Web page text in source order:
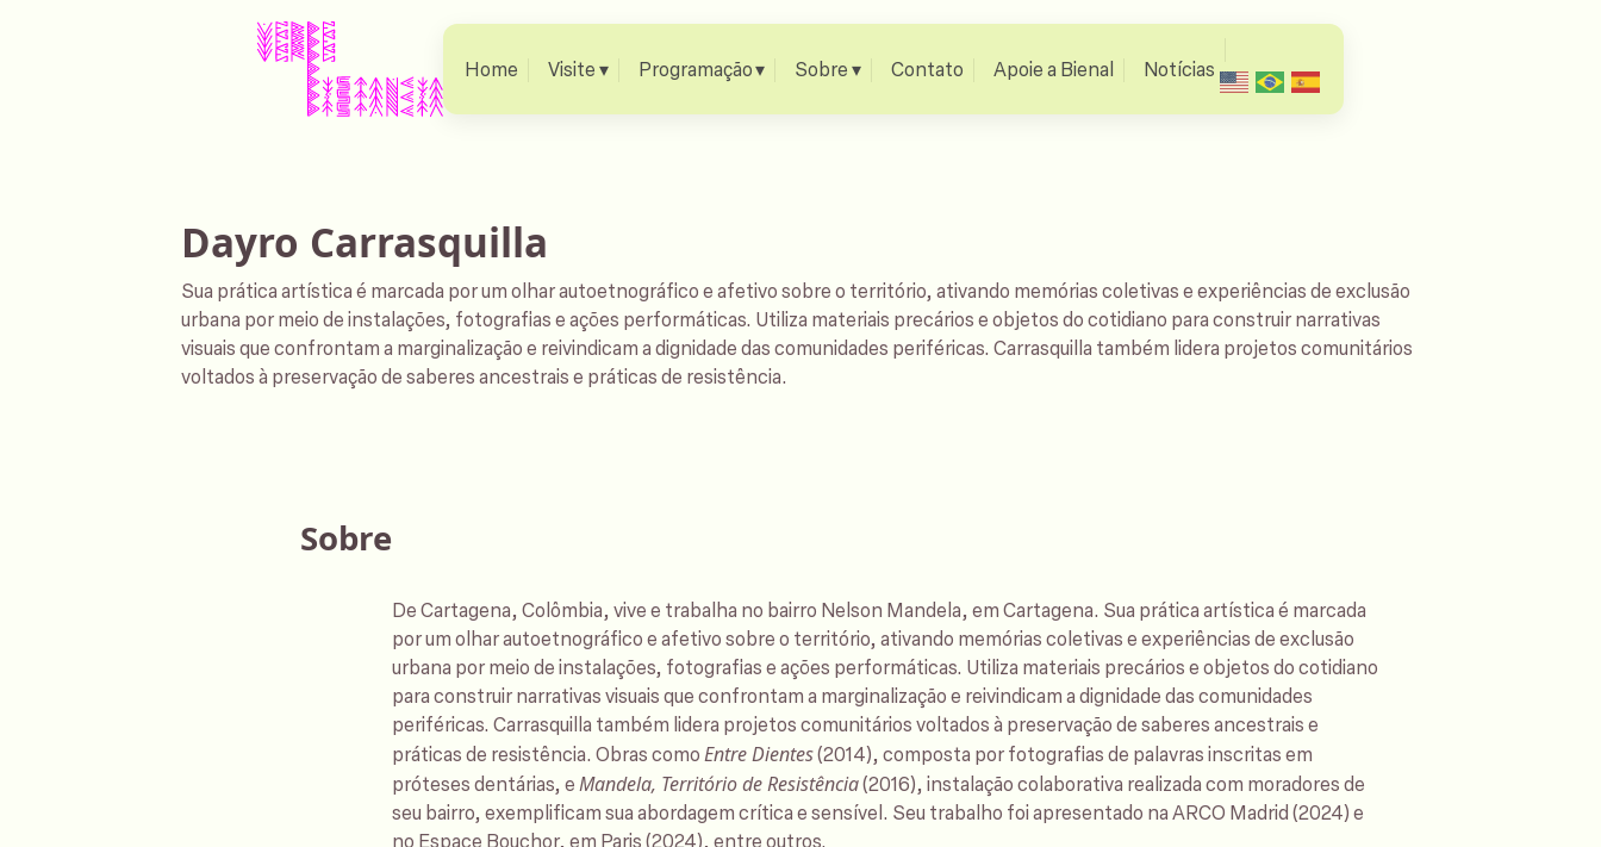
Home Visite Programação Sobre Contato Apoie a Bienal Notícias
Dayro Carrasquilla
Sua prática artística é marcada por um olhar autoetnográfico e afetivo sobre o território, ativando memórias coletivas e experiências de exclusão
urbana por meio de instalações, fotografias e ações performáticas. Utiliza materiais precários e objetos do cotidiano para construir narrativas
visuais que confrontam a marginalização e reivindicam a dignidade das comunidades periféricas. Carrasquilla também lidera projetos comunitários
voltados à preservação de saberes ancestrais e práticas de resistência.
Sobre
De Cartagena, Colômbia, vive e trabalha no bairro Nelson Mandela, em Cartagena. Sua prática artística é marcada
por um olhar autoetnográfico e afetivo sobre o território, ativando memórias coletivas e experiências de exclusão
urbana por meio de instalações, fotografias e ações performáticas. Utiliza materiais precários e objetos do cotidiano
para construir narrativas visuais que confrontam a marginalização e reivindicam a dignidade das comunidades
periféricas. Carrasquilla também lidera projetos comunitários voltados à preservação de saberes ancestrais e
práticas de resistência. Obras como Entre Dientes(2014), composta por fotografias de palavras inscritas em
próteses dentárias, e Mandela, Território de Resistência(2016), instalação colaborativa realizada com moradores de
seu bairro, exemplificam sua abordagem crítica e sensível. Seu trabalho foi apresentado na ARCO Madrid (2024) e
no Espace Bouchor, em Paris (2024), entre outros.